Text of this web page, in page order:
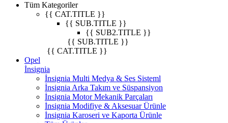
Tüm Kategoriler
{{ CAT.TITLE }}
{{ SUB.TITLE }}
{{ SUB2.TITLE }}
{{ SUB.TITLE }}
{{ CAT.TITLE }}
Opel
İnsignia
İnsignia Multi Medya & Ses Sisteml
İnsignia Arka Takım ve Süspansiyon
İnsignia Motor Mekanik Parçaları
İnsignia Modifiye & Aksesuar Ürünle
İnsignia Karoseri ve Kaporta Ürünle